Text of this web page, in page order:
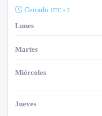
Cerrado UTC + 2
Lunes
Martes
Miércoles
Jueves